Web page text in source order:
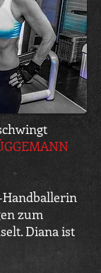
Handballerin
zum
Diana ist